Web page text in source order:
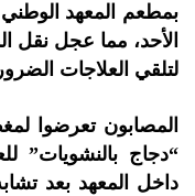
بمطعم المعهد الوطني
الأحد، مما عجل نقل
لتلقي العلاجات
المصابون تعرضوا
“دجاج بالنشويات”
داخل المعهد بعد